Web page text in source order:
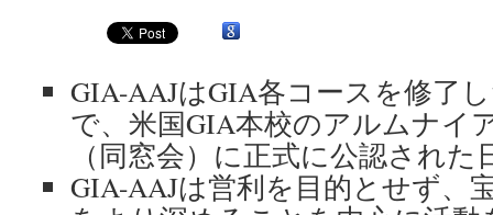
ッ
GIA-AAJはGIA各コースを修了
で、米国GIA本校のアルムナイ
（同窓会）に正式に公認され
GIA-AAJは営利を目的とせず、